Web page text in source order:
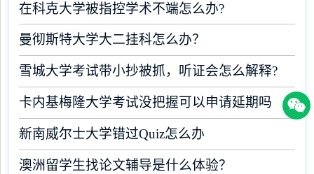
在科克大学被指控学术不端怎么办?
曼彻斯特大学大二挂科怎么办？
雪城大学考试带小抄被抓，听证会怎么解释?
卡内基梅隆大学考试没把握可以申请延期吗
新南威尔士大学错过Quiz怎么办
澳洲留学生找论文辅导是什么体验？